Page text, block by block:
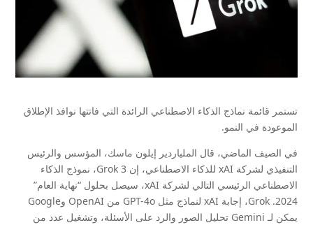
تستمر قائمة نماذج الذكاء الاصطناعي الرائدة التي فاتتها نوافذ الإطلاق
الموعودة في النمو.
في الصيف الماضي، قال الملياردير إيلون ماسك، المؤسس والرئيس
التنفيذي لشركة xAI للذكاء الاصطناعي، إن Grok 3، نموذج الذكاء
الاصطناعي الرئيسي التالي لشركة xAI، سيصل بحلول “نهاية العام”
2024. Grok، إجابة xAI لنماذج مثل GPT-4o من OpenAI وGoogle
يمكن لـ Gemini تحليل الصور والرد على الأسئلة، وتشغيل عدد من